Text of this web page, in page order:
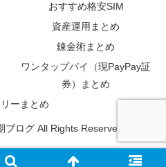
おすすめ格安SIM
資産運用まとめ
錬金術まとめ
ワンタップバイ（現PayPay証
券）まとめ
ーまとめ
ログ All Rights Reserved.